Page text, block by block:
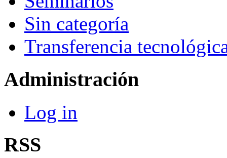
Sin categoría
Transferencia
Administración
Log in
RSS